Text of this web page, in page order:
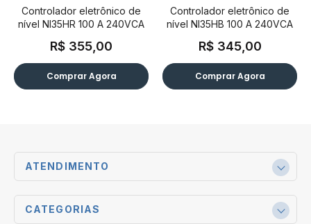
Controlador eletrônico de
nível NI35HR 100 A 240VCA
R$ 355,00
Comprar Agora
Controlador eletrônico de
nível NI35HB 100 A 240VCA
R$ 345,00
Comprar Agora
CATEGORIAS
ATENDIMENTO